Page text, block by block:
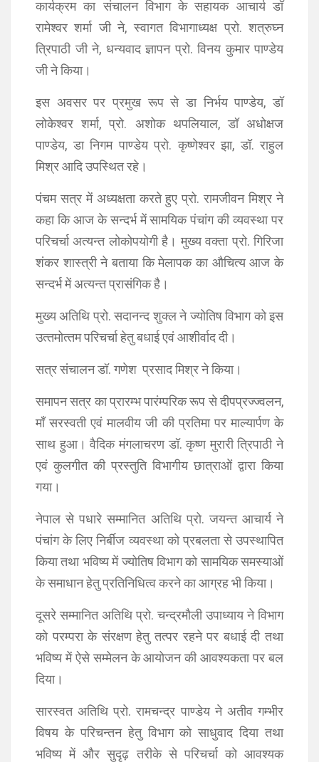
कार्यक्रम का संचालन विभाग के सहायक आचार्य डॉ
रामेश्वर शर्मा जी ने, स्वागत विभागाध्यक्ष प्रो. शत्रुघ्न
त्रिपाठी जी ने, धन्यवाद ज्ञापन प्रो. विनय कुमार पाण्डेय
जी ने किया।
इस अवसर पर प्रमुख रूप से डा निर्भय पाण्डेय, डॉ
लोकेश्वर शर्मा, प्रो. अशोक थपलियाल, डॉ अधोक्षज
पाण्डेय, डा निगम पाण्डेय प्रो. कृष्णेश्वर झा, डॉ. राहुल
मिश्र आदि उपस्थित रहे।
पंचम सत्र में अध्‍यक्षता करते हुए प्रो. रामजीवन मिश्र ने
कहा कि आज के सन्‍दर्भ में सामयिक पंचांग की व्‍यवस्‍था पर
परिचर्चा अत्‍यन्‍त लोकोपयोगी है। मुख्‍य वक्‍ता प्रो. गिरिजा
शंकर शास्‍त्री ने बताया कि मेलापक का औचित्‍य आज के
सन्‍दर्भ में अत्‍यन्‍त प्रासंगिक है।
मुख्‍य अतिथि प्रो. सदानन्‍द शुक्‍ल ने ज्‍योतिष विभाग को इस
उत्‍तमोत्‍तम परिचर्चा हेतु बधाई एवं आशीर्वाद दी।
सत्र संचालन डॉ. गणेश प्रसाद मिश्र ने किया।
समापन सत्र का प्रारम्‍भ पारंम्‍परिक रूप से दीपप्रज्‍ज्‍वलन,
मॉं सरस्‍वती एवं मालवीय जी की प्रतिमा पर माल्‍यार्पण के
साथ हुआ। वैदिक मंगलाचरण डॉ. कृष्‍ण मुरारी त्रिपाठी ने
एवं कुलगीत की प्रस्‍तुति विभागीय छात्राओं द्वारा किया
गया।
नेपाल से पधारे सम्‍मानित अतिथि प्रो. जयन्‍त आचार्य ने
पंचांग के लिए निर्बीज व्‍यवस्‍था को प्रबलता से उपस्‍थापित
किया तथा भविष्‍य में ज्‍योतिष विभाग को सामयिक समस्‍याओं
के समाधान हेतु प्रतिनिधित्‍व करने का आग्रह भी किया।
दूसरे सम्‍मानित अतिथि प्रो. चन्‍द्रमौली उपाध्‍याय ने विभाग
को परम्‍परा के संरक्षण हेतु तत्‍पर रहने पर बधाई दी तथा
भविष्‍य में ऐसे सम्‍मेलन के आयोजन की आवश्‍यकता पर बल
दिया।
सारस्‍वत अतिथि प्रो. रामचन्‍द्र पाण्‍डेय ने अतीव गम्‍भीर
विषय के परिचन्‍तन हेतु विभाग को साधुवाद दिया तथा
भविष्‍य में और सुदृढ़ तरीके से परिचर्चा को आवश्‍यक